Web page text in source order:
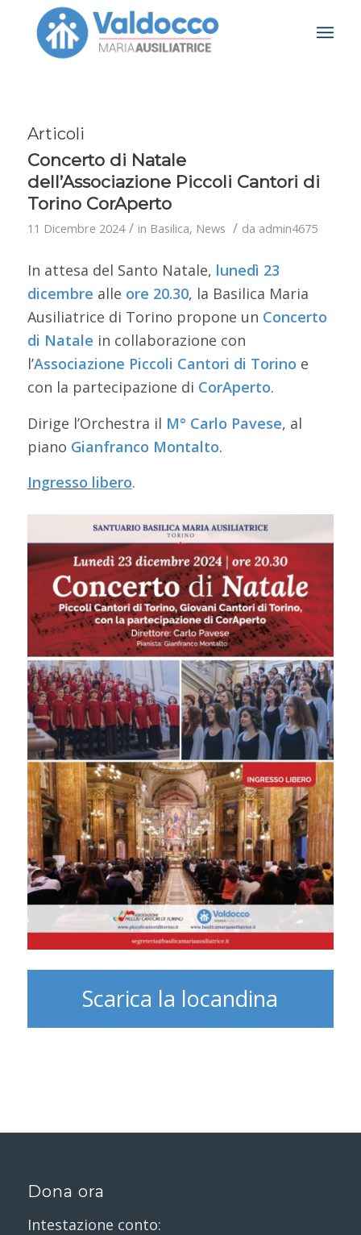
Articoli
Concerto di Natale
dell’Associazione Piccoli Cantori di
Torino CorAperto
11 Dicembre 2024 / in Basilica, News / da admin4675
In attesa del Santo Natale, lunedì 23
dicembre alle ore 20.30, la Basilica Maria
Ausiliatrice di Torino propone un Concerto
di Natale in collaborazione con
l’Associazione Piccoli Cantori di Torino e
con la partecipazione di CorAperto.
Dirige l’Orchestra il M° Carlo Pavese, al
piano Gianfranco Montalto.
Ingresso libero.
Scarica la locandina
Dona ora
Intestazione conto: